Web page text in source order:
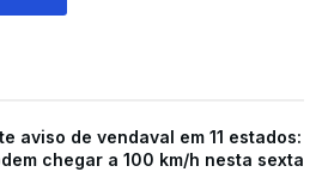
aviso de vendaval em 11 estados:
chegar a 100 km/h nesta sexta